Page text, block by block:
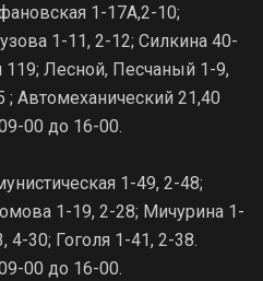
1-17А,2-10;
1-11, 2-12; Силкина 40-
119; Лесной, Песчаный 1-9,
Автомеханический 21,40
00 до 16-00.
1-49, 2-48;
1-19, 2-28; Мичурина 1-
30; Гоголя 1-41, 2-38.
00 до 16-00.